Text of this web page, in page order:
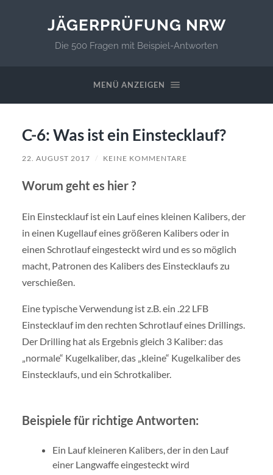
JÄGERPRÜFUNG NRW
Die 500 Fragen mit Beispiel-Antworten
MENÜ ANZEIGEN
C-6: Was ist ein Einstecklauf?
22. AUGUST 2017 / KEINE KOMMENTARE
Worum geht es hier ?
Ein Einstecklauf ist ein Lauf eines kleinen Kalibers, der
in einen Kugellauf eines größeren Kalibers oder in
einen Schrotlauf eingesteckt wird und es so möglich
macht, Patronen des Kalibers des Einstecklaufs zu
verschießen.
Eine typische Verwendung ist z.B. ein .22 LFB
Einstecklauf im den rechten Schrotlauf eines Drillings.
Der Drilling hat als Ergebnis gleich 3 Kaliber: das
„normale“ Kugelkaliber, das „kleine“ Kugelkaliber des
Einstecklaufs, und ein Schrotkaliber.
Beispiele für richtige Antworten:
Ein Lauf kleineren Kalibers, der in den Lauf
einer Langwaffe eingesteckt wird